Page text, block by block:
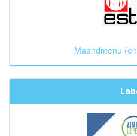
Maandmenu